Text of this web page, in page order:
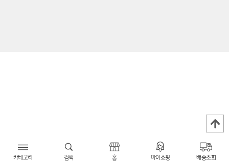
카테고리 검색 홈 마이쇼핑 배송조회